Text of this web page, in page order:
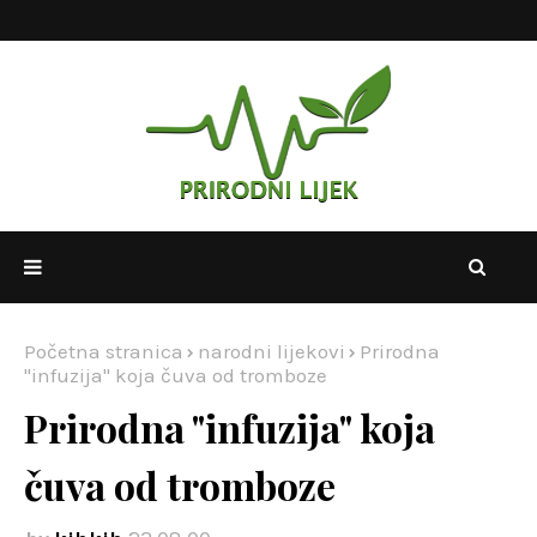
Početna stranica narodni lijekovi
Prirodna
"infuzija" koja čuva od tromboze
Prirodna "infuzija" koja
čuva od tromboze